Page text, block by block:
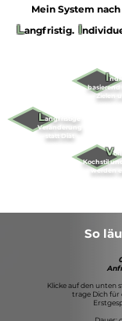
Mein System
Langfristig. I
Langfristige
Veränderung
statt Diät
I
basierend
Zielen
V
Kochstil
werden
So
Klicke auf den unten
trage Dich für